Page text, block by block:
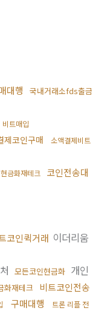
대행
국내거래소fds출금
비트매입
제코인구매
소액결제비트
현금화재테크
코인전송대
코인퀵거래 이더리움
모든코인현금화 개인
화재테크
비트코인전송
구매대행
트론 리플 전